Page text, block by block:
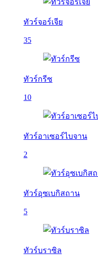
ทัวร์จอร์เจีย
35
ทัวร์กรีซ
10
ทัวร์อาเซอร์ไบจาน
2
ทัวร์อุซเบกิสถาน
5
ทัวร์บราซิล